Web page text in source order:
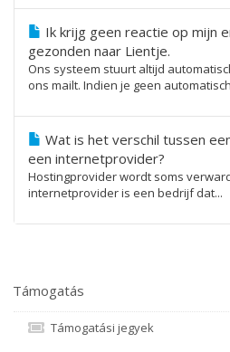
Ik krijg geen reactie op mijn
gezonden naar Lientje.
Ons systeem stuurt altijd
ons mailt. Indien je geen
Wat is het verschil tussen
een internetprovider?
Hostingprovider wordt soms
internetprovider is een bedrijf dat...
Támogatás
Támogatási jegyek